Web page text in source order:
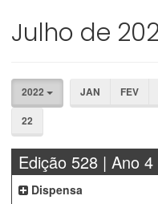
Julho de
2022 JAN
FEV
22
Edição 528 | Ano 4
Dispensa